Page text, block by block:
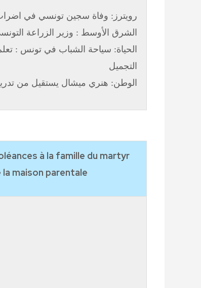
رويترز: وفاة سجين تونسي في
الشرق الأوسط : وزير الزراعة
الحياة: سياحة الشباب في تونس :
التجميل
الوطن: هنري ميشال يستقيل من
à la famille du martyr
maison parentale: